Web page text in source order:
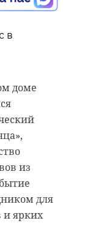
в
доме
из
для
и ярких
в
В
место